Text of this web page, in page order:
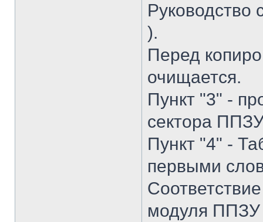
Руководство
).
Перед
очищается.
Пункт "3" -
сектора
Пункт "4" -
первыми
модуля ППЗУ